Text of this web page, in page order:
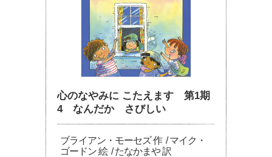
心のなやみに こたえます 第1期
4 なんだか さびしい
ブライアン・モーセズ 作 / マイク・
ゴードン 絵 / たなかまや 訳